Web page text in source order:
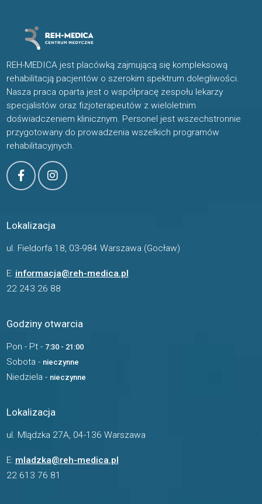
REH-MEDICA jest placówką zajmującą się kompleksową
rehabilitacją pacjentów o szerokim spektrum dolegliwości.
Nasza praca oparta jest o współpracę zespołu lekarzy
specjalistów oraz fizjoterapeutów z wieloletnim
doświadczeniem klinicznym. Personel jest wszechstronnie
przygotowany do prowadzenia wszelkich programów
rehabilitacyjnych.
Lokalizacja
ul. Fieldorfa 18, 03-984 Warszawa (Gocław)
E: informacja@reh-medica.pl
22 243 26 88
Godziny otwarcia
Pon - Pt - 7:30 - 21:00
Sobota - nieczynne
Niedziela - nieczynne
Lokalizacja
ul. Mlądzka 27A, 04-136 Warszawa
E: mladzka@reh-medica.pl
22 613 76 81